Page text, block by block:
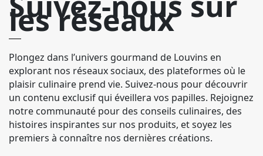
les réseaux
Plongez dans l’univers gourmand de Louvins en
explorant nos réseaux sociaux, des plateformes où le
plaisir culinaire prend vie. Suivez-nous pour découvrir
un contenu exclusif qui éveillera vos papilles. Rejoignez
notre communauté pour des conseils culinaires, des
histoires inspirantes sur nos produits, et soyez les
premiers à connaître nos dernières créations.